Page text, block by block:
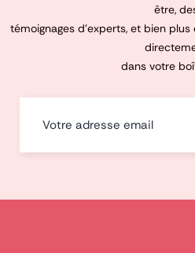
être,
témoignages d’experts, et bien
dans votre